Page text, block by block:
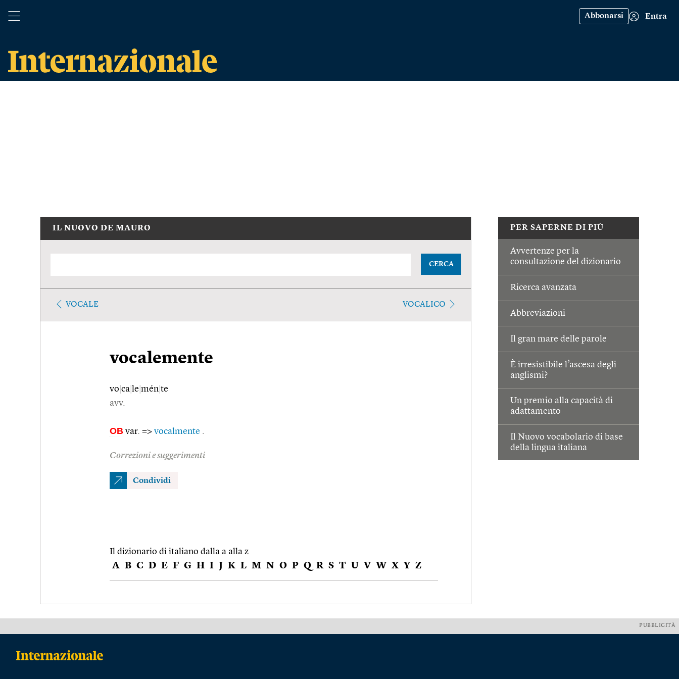
Abbonarsi Entra
PER SAPERNE DI PIÙ
Avvertenze per la
consultazione del dizionario
Ricerca avanzata
Abbreviazioni
Il gran mare delle parole
È irresistibile l’ascesa degli
anglismi?
Un premio alla capacità di
adattamento
Il Nuovo vocabolario di base
della lingua italiana
IL NUOVO DE MAURO
CERCA
VOCALE VOCALICO
vocalemente
vo ca le mén te
avv.
OB var. => vocalmente .
Correzioni e suggerimenti
Condividi
Il dizionario di italiano dalla a alla z
A B C D E F G H I J K L M N O P Q R S T U V W X Y Z
PUBBLICITÀ